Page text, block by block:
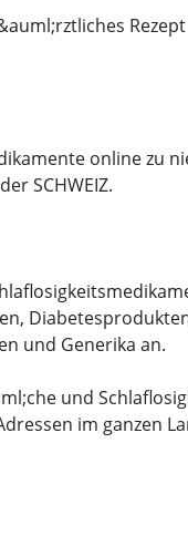
Rezept
online zu
SCHWEIZ.
und Generika an.
und
im ganzen